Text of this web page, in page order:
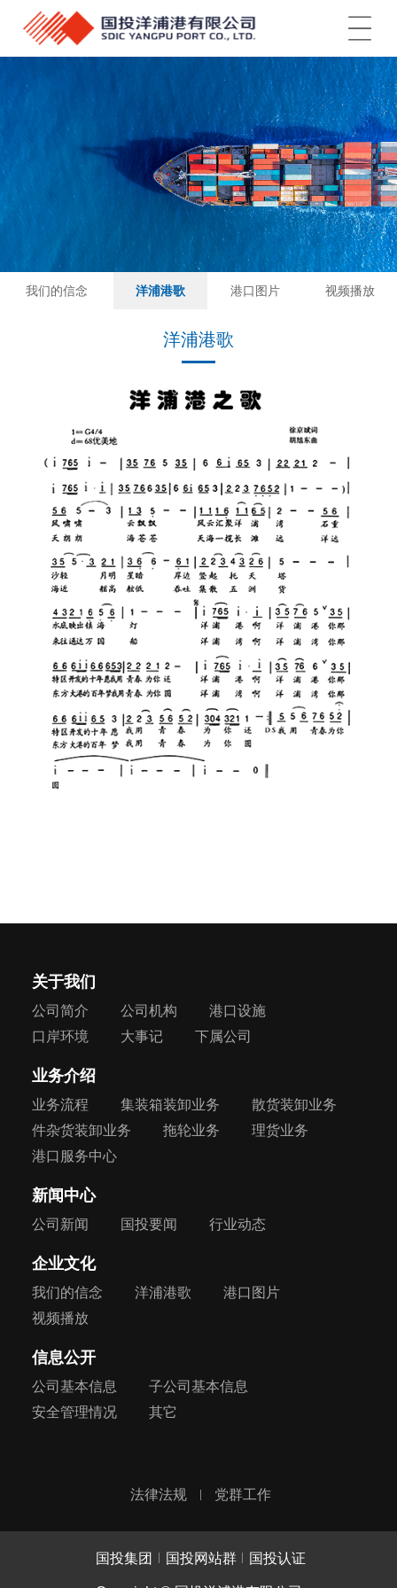
菜单
我们的信念 洋浦港歌 港口图片 视频播放
洋浦港歌
关于我们
公司简介 公司机构
港口设施
口岸环境
大事记 下属公司
业务介绍
业务流程 集装箱装卸业务
散货装卸业务
件杂货装卸业务
拖轮业务
理货业务
港口服务中心
新闻中心
公司新闻 国投要闻 行业动态
企业文化
我们的信念 洋浦港歌
港口图片
视频播放
信息公开
公司基本信息
子公司基本信息
安全管理情况
其它
法律法规 党群工作
国投集团 国投网站群 国投认证